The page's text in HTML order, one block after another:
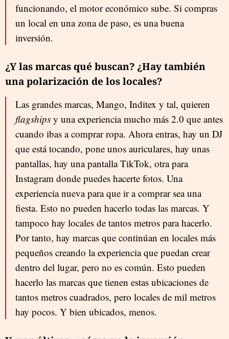
funcionando, el motor económico sube. Si compras
un local en una zona de paso, es una buena
inversión.
¿Y las marcas qué buscan? ¿Hay también
una polarización de los locales?
Las grandes marcas, Mango, Inditex y tal, quieren
flagships y una experiencia mucho más 2.0 que antes
cuando ibas a comprar ropa. Ahora entras, hay un DJ
que está tocando, pone unos auriculares, hay unas
pantallas, hay una pantalla TikTok, otra para
Instagram donde puedes hacerte fotos. Una
experiencia nueva para que ir a comprar sea una
fiesta. Esto no pueden hacerlo todas las marcas. Y
tampoco hay locales de tantos metros para hacerlo.
Por tanto, hay marcas que continúan en locales más
pequeños creando la experiencia que puedan crear
dentro del lugar, pero no es común. Esto pueden
hacerlo las marcas que tienen estas ubicaciones de
tantos metros cuadrados, pero locales de mil metros
hay pocos. Y bien ubicados, menos.